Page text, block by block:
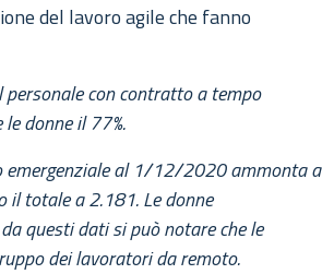
del lavoro agile che fanno
con contratto a tempo
donne il 77%.
emergenziale al 1/12/2020 ammonta a
totale a 2.181. Le donne
questi dati si può notare che le
dei lavoratori da remoto.